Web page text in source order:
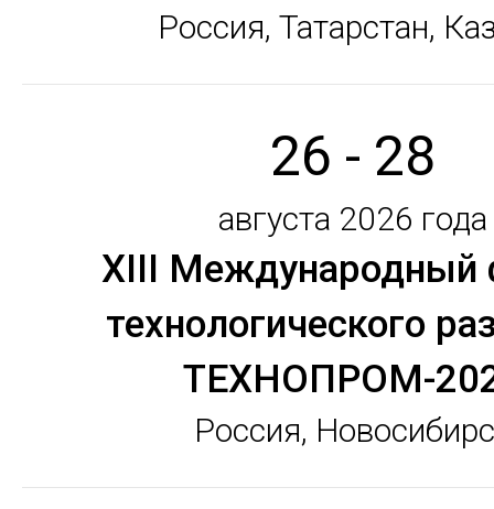
Россия, Татарстан,
26 - 28
августа 2026 года
XIII Международный
технологического
ТЕХНОПРОМ-
Россия,